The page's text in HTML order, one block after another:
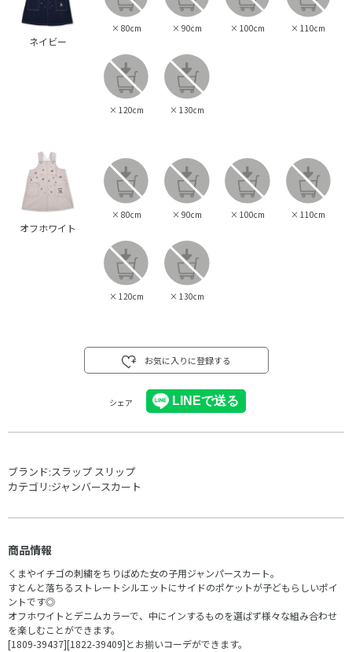
ネイビー
× 80cm × 90cm × 100cm × 110cm
× 120cm × 130cm
オフホワイト
× 80cm × 90cm × 100cm × 110cm
× 120cm × 130cm
お気に入りに登録する
シェア
ブランド:スラップ スリップ
カテゴリ:ジャンバースカート
商品情報
くまやイチゴの刺繍をちりばめた女の子用ジャンパースカート。
すとんと落ちるストレートシルエットにサイドのポケットが子どもらしいポイ
ントです◎
オフホワイトとデニムカラーで、中にインするものを選ばず様々な組み合わせ
を楽しむことができます。
[1809-39437][1822-39409]とお揃いコーデができます。